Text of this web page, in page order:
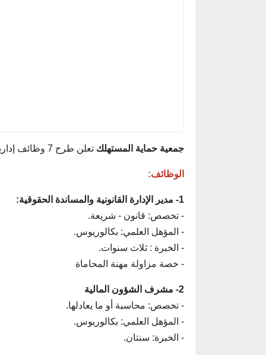
جمعية حماية المستهلك تعلن طرح 7 وظائف إدارية وقانونية ومالية لحملة الشهادة الجامعية بالرياض.
الوظائف:
1- مدير الإدارة القانونية والمساندة الحقوقية:
- تخصص: قانون - شريعة.
- المؤهل العلمي: بكالوريوس.
- الخبرة : ثلاث سنوات.
- خصة مزاولة مهنة المحاماة
2- مشرف الشؤون المالية
- تخصص: محاسبة أو ما يعادلها.
- المؤهل العلمي: بكالوريوس.
- الخبرة: سنتان.